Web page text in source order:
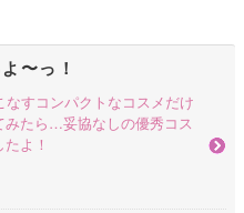
〜っ！
なすコンパクトなコスメだけ
みたら…妥協なしの優秀コス
よ！